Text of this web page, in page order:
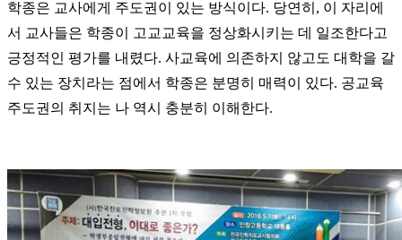
학종은 교사에게 주도권이 있는 방식이다. 당연히, 이 자리에
서 교사들은 학종이 고교교육을 정상화시키는 데 일조한다고
긍정적인 평가를 내렸다. 사교육에 의존하지 않고도 대학을 갈
수 있는 장치라는 점에서 학종은 분명히 매력이 있다. 공교육
주도권의 취지는 나 역시 충분히 이해한다.